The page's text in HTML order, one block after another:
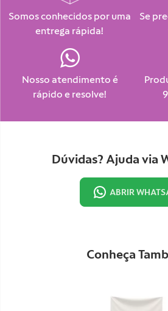
Somos conhecidos por uma
entrega rápida!
Se
Nosso atendimento é
rápido e resolve!
Dúvidas? Ajuda via
ABRIR
Conheça